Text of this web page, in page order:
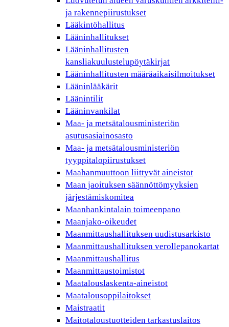
ja rakennepiirustukset
Lääkintöhallitus
Lääninhallitukset
Lääninhallitusten
kansliakuulustelupöytäkirjat
Lääninhallitusten määräaikaisilmoitukset
Lääninlääkärit
Läänintilit
Lääninvankilat
Maa- ja metsätalousministeriön
asutusasiainosasto
Maa- ja metsätalousministeriön
tyyppitalopiirustukset
Maahanmuuttoon liittyvät aineistot
Maan jaoituksen säännöttömyyksien
järjestämiskomitea
Maanhankintalain toimeenpano
Maanjako-oikeudet
Maanmittaushallituksen uudistusarkisto
Maanmittaushallituksen verollepanokartat
Maanmittaushallitus
Maanmittaustoimistot
Maatalouslaskenta-aineistot
Maatalousoppilaitokset
Maistraatit
Maitotaloustuotteiden tarkastuslaitos